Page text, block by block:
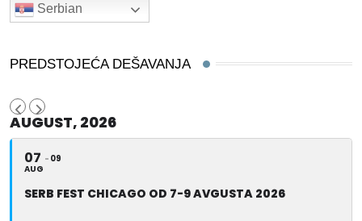
Serbian
PREDSTOJEĆA DEŠAVANJA
AUGUST, 2026
07
AUG
09
SERB FEST CHICAGO OD 7-9 AVGUSTA 2026